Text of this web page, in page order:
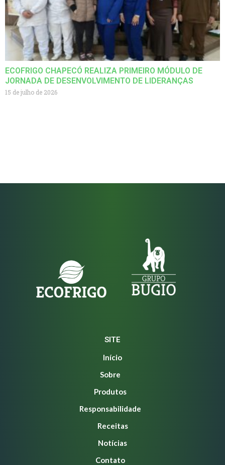
ECOFRIGO CHAPECÓ REALIZA PRIMEIRO MÓDULO DE
JORNADA DE DESENVOLVIMENTO DE LIDERANÇAS
15 de julho de 2026
SITE
Início
Sobre
Produtos
Responsabilidade
Receitas
Notícias
Contato